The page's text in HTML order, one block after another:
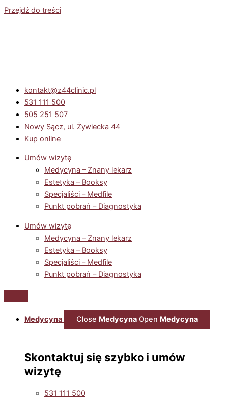
Przejdź do treści
kontakt@z44clinic.pl
531 111 500
505 251 507
Nowy Sącz, ul. Żywiecka 44
Kup online
Umów wizytę
Medycyna – Znany lekarz
Estetyka – Booksy
Specjaliści – Medfile
Punkt pobrań – Diagnostyka
Umów wizytę
Medycyna – Znany lekarz
Estetyka – Booksy
Specjaliści – Medfile
Punkt pobrań – Diagnostyka
Medycyna Close Medycyna Open Medycyna
Skontaktuj się szybko i umów
wizytę
531 111 500